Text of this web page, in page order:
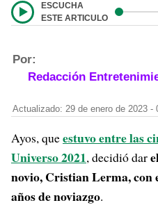
ESCUCHA
ESTE ARTICULO
Por:
Redacción
Actualizado: 29 de enero de 2023 -
Ayos, queestuvo entre las
Universo 2021, decidió dar
novio, Cristian Lerma, con
años de noviazgo.